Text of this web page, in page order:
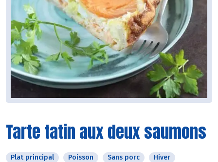
Tarte tatin aux deux saumons
Plat principal Poisson Sans porc Hiver